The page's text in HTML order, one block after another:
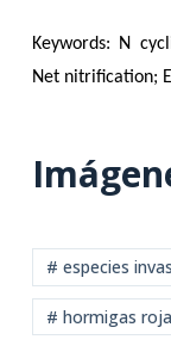
Keywords: N
Net nitrification;
# especies
# hormigas